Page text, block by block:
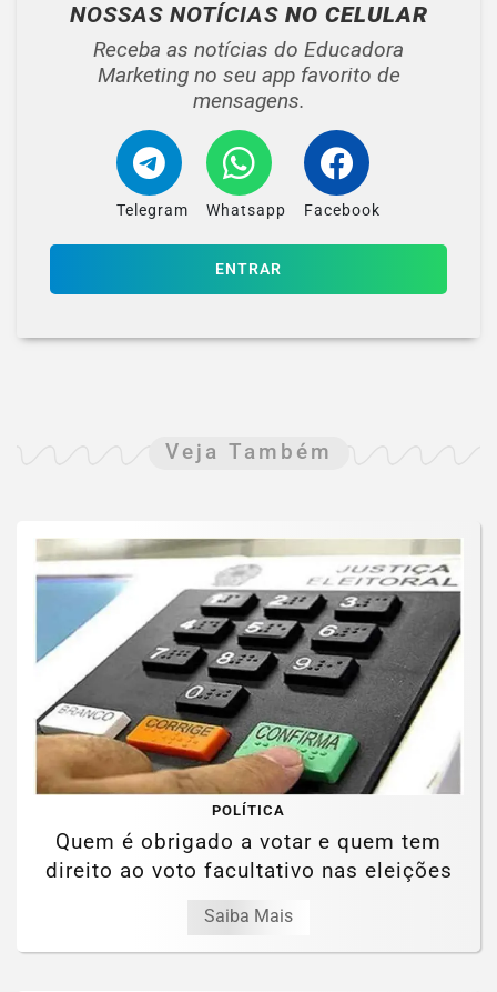
NOSSAS NOTÍCIAS NO CELULAR
Receba as notícias do Educadora
Marketing no seu app favorito de
mensagens.
Telegram Whatsapp Facebook
ENTRAR
Veja Também
POLÍTICA
Quem é obrigado a votar e quem tem
direito ao voto facultativo nas eleições
Saiba Mais